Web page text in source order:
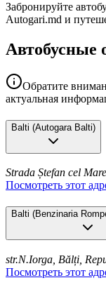
Забронируйте
Autogari.md и
Автобусные
Обратите
актуальная
Balti (Autogara Balti)
Strada Ștefan cel
Посмотреть этот
Balti (Benzinaria
str.N.Iorga, Bălți,
Посмотреть этот